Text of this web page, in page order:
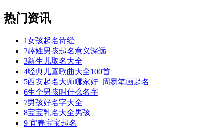
热门资讯
1女孩起名诗经
2薛姓男孩起名意义深远
3新生儿取名大全
4经典儿童歌曲大全100首
5西安起名大师哪家好_周易笔画起名
6生个男孩叫什么名字
7男孩好名字大全
8宝宝乳名大全男孩
9 宜春宝宝起名